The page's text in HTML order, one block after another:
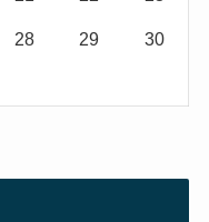
28 29 30